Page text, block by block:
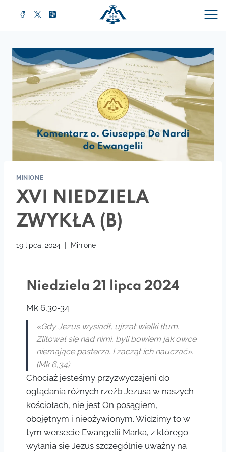
MINIONE
XVI NIEDZIELA
ZWYKŁA (B)
19 lipca, 2024 Minione
Niedziela 21 lipca 2024
Mk 6,30-34
«Gdy Jezus wysiadł, ujrzał wielki tłum.
Zlitował się nad nimi, byli bowiem jak owce
niemające pasterza. I zaczął ich nauczać».
(Mk 6,34)
Chociaż jesteśmy przyzwyczajeni do
oglądania różnych rzeźb Jezusa w naszych
kościołach, nie jest On posągiem,
obojętnym i nieożywionym. Widzimy to w
tym wersecie Ewangelii Marka, z którego
wyłania się Jezus szczególnie uważny na